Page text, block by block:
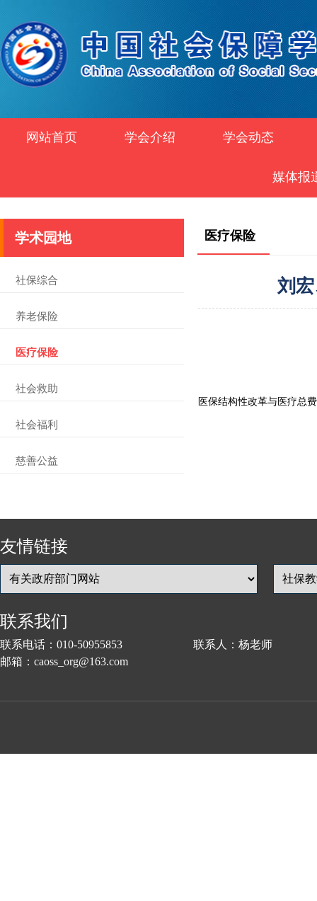
网站首页 学会介绍 学会动态
媒体报
学术园地
社保综合
养老保险
医疗保险
社会救助
社会福利
慈善公益
医疗保险
刘
医保结构性改革与医疗总
友情链接
联系我们
联系电话：010-50955853 联系人：杨老师
邮箱：caoss_org@163.com